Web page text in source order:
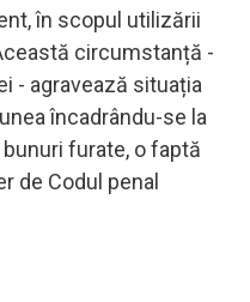
în scopul utilizării
circumstanță -
- agravează situația
încadrându-se la
furate, o faptă
de Codul penal